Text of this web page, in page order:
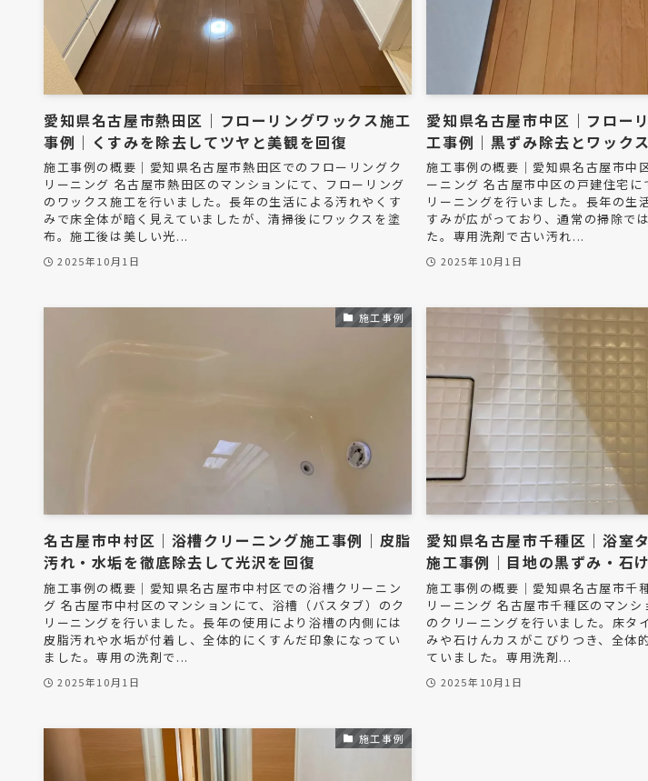
愛知県名古屋市熱田区｜フローリングワックス施工
事例｜くすみを除去してツヤと美観を回復
施工事例の概要｜愛知県名古屋市熱田区でのフローリングク
リーニング 名古屋市熱田区のマンションにて、フローリング
のワックス施工を行いました。長年の生活による汚れやくす
みで床全体が暗く見えていましたが、清掃後にワックスを塗
布。施工後は美しい光...
2025年10月1日
愛知県名古屋市中区｜フロー
工事例｜黒ずみ除去とワック
施工事例の概要｜愛知県名古屋市中
ーニング 名古屋市中区の戸建住宅に
リーニングを行いました。長年の生
すみが広がっており、通常の掃除で
た。専用洗剤で古い汚れ...
2025年10月1日
施工事例
名古屋市中村区｜浴槽クリーニング施工事例｜皮脂
汚れ・水垢を徹底除去して光沢を回復
施工事例の概要｜愛知県名古屋市中村区での浴槽クリーニン
グ 名古屋市中村区のマンションにて、浴槽（バスタブ）のク
リーニングを行いました。長年の使用により浴槽の内側には
皮脂汚れや水垢が付着し、全体的にくすんだ印象になってい
ました。専用の洗剤で...
2025年10月1日
愛知県名古屋市千種区｜浴室
施工事例｜目地の黒ずみ・石
施工事例の概要｜愛知県名古屋市千
リーニング 名古屋市千種区のマン
のクリーニングを行いました。床タ
みや石けんカスがこびりつき、全体
ていました。専用洗剤...
2025年10月1日
施工事例